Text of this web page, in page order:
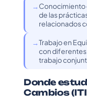
Conocimiento
de las
relacionados
Trabajo en
con
trabajo
Donde
Cambios